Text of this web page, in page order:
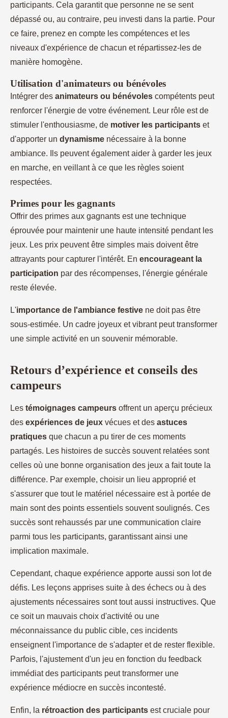
participants. Cela garantit que personne ne se sent
dépassé ou, au contraire, peu investi dans la partie. Pour
ce faire, prenez en compte les compétences et les
niveaux d'expérience de chacun et répartissez-les de
manière homogène.
Utilisation d'animateurs ou bénévoles
Intégrer des animateurs ou bénévoles compétents peut
renforcer l'énergie de votre événement. Leur rôle est de
stimuler l'enthousiasme, de motiver les participants et
d'apporter un dynamisme nécessaire à la bonne
ambiance. Ils peuvent également aider à garder les jeux
en marche, en veillant à ce que les règles soient
respectées.
Primes pour les gagnants
Offrir des primes aux gagnants est une technique
éprouvée pour maintenir une haute intensité pendant les
jeux. Les prix peuvent être simples mais doivent être
attrayants pour capturer l'intérêt. En encourageant la
participation par des récompenses, l'énergie générale
reste élevée.
L'importance de l'ambiance festive ne doit pas être
sous-estimée. Un cadre joyeux et vibrant peut transformer
une simple activité en un souvenir mémorable.
Retours d’expérience et conseils des
campeurs
Les témoignages campeurs offrent un aperçu précieux
des expériences de jeux vécues et des astuces
pratiques que chacun a pu tirer de ces moments
partagés. Les histoires de succès souvent relatées sont
celles où une bonne organisation des jeux a fait toute la
différence. Par exemple, choisir un lieu approprié et
s'assurer que tout le matériel nécessaire est à portée de
main sont des points essentiels souvent soulignés. Ces
succès sont rehaussés par une communication claire
parmi tous les participants, garantissant ainsi une
implication maximale.
Cependant, chaque expérience apporte aussi son lot de
défis. Les leçons apprises suite à des échecs ou à des
ajustements nécessaires sont tout aussi instructives. Que
ce soit un mauvais choix d'activité ou une
méconnaissance du public cible, ces incidents
enseignent l'importance de s'adapter et de rester flexible.
Parfois, l'ajustement d'un jeu en fonction du feedback
immédiat des participants peut transformer une
expérience médiocre en succès incontesté.
Enfin, la rétroaction des participants est cruciale pour